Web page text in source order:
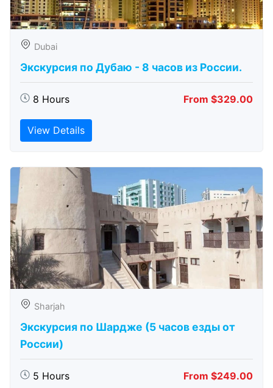
Dubai
Экскурсия по Дубаю - 8 часов из России.
8 Hours From $329.00
View Details
Sharjah
Экскурсия по Шардже (5 часов езды от
России)
5 Hours From $249.00